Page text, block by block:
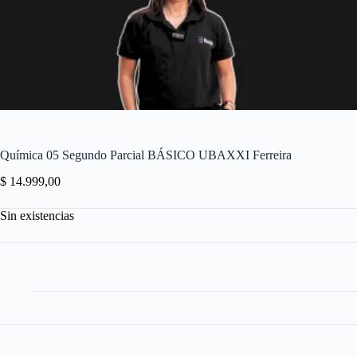
Química 05 Segundo Parcial BÁSICO UBAXXI Ferreira
$ 14.999,00
Sin existencias